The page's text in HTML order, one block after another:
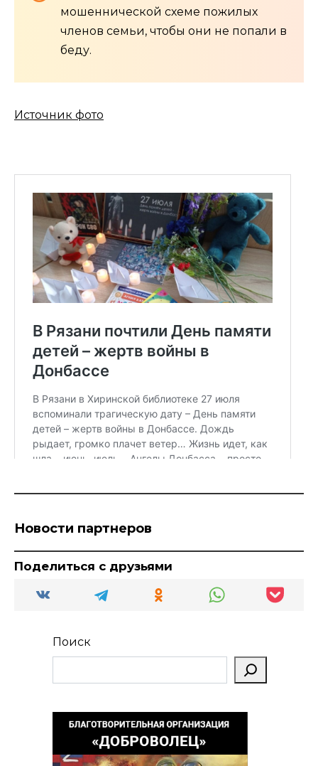
мошеннической схеме пожилых
членов семьи, чтобы они не попали в
беду.
Источник фото
Новости партнеров
Поделиться с друзьями
Поиск